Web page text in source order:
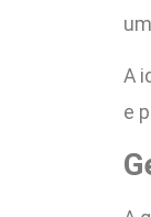
A
e